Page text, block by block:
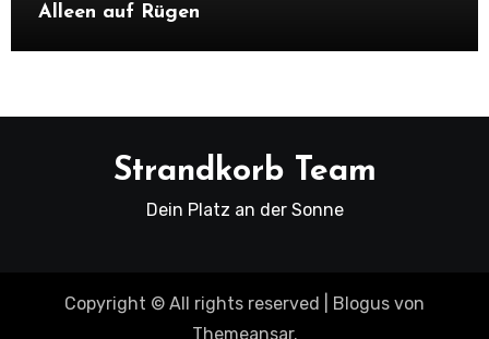
Alleen auf Rügen
Strandkorb Team
Dein Platz an der Sonne
Copyright © All rights reserved Blogus von
Themeansar.